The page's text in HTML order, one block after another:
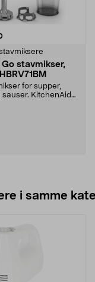
anmeldelser
stavmikser,
for supper,
KitchenAid
av 5 stjerner
i samme